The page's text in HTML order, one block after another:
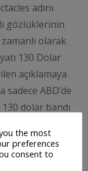
adını
gözlüklerinin
olarak
130 Dolar
açıklamaya
ABD’de
dolar bandı
the most
preferences
consent to